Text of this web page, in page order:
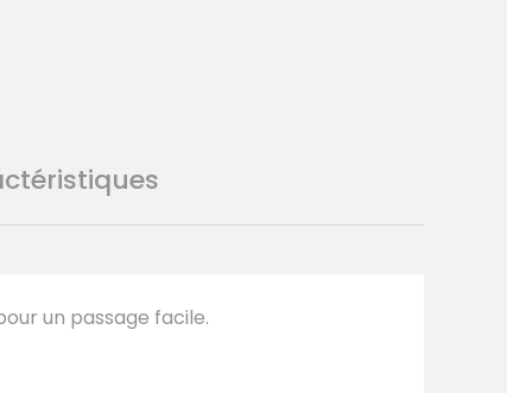
Retour Sur La Boutique
un passage facile.